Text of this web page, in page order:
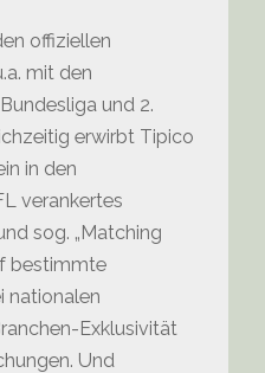
offiziellen
mit den
und 2.
erwirbt Tipico
in den
verankertes
sog. „Matching
bestimmte
nationalen
Exklusivität
Und